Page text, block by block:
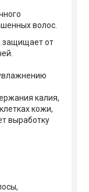
волос.
защищает от
калия,
кожи,
выработку